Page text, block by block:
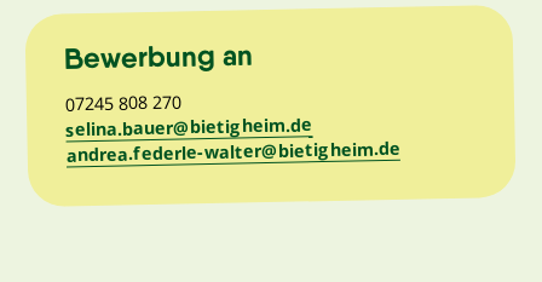
Bewerbung an
07245 808 270
selina.bauer@bietigheim.de
andrea.federle-walter@bietigheim.de